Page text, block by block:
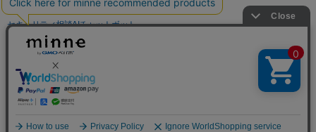
パスワード漏洩診断
Webサイトリスク診断
セキュリティ相談AIチャットボット
実在証明・盗聴対策
サイバー攻撃対策（GMO Flatt Security）
セキュリティ事業の軌跡